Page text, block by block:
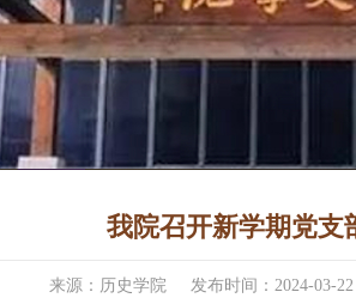
我院召开新学期党支
来源：历史学院 发布时间：2024-03-22